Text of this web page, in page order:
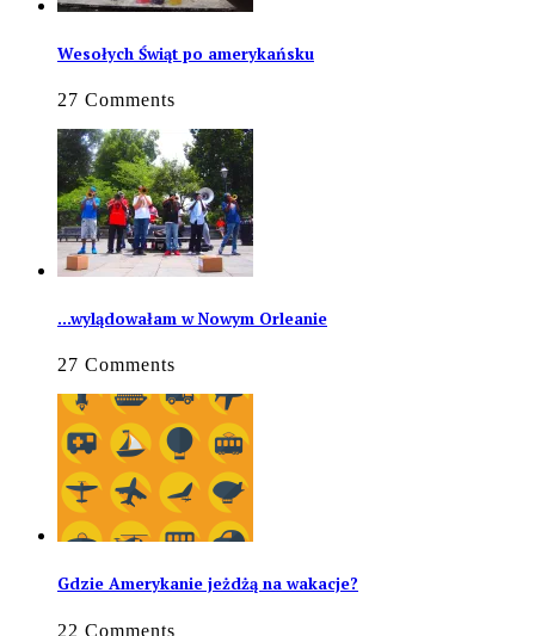
Wesołych Świąt po amerykańsku
27 Comments
…wylądowałam w Nowym Orleanie
27 Comments
Gdzie Amerykanie jeżdżą na wakacje?
22 Comments